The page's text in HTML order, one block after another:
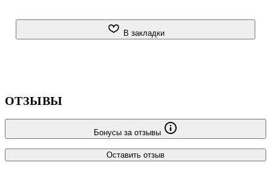
В закладки
ОТЗЫВЫ
Бонусы за отзывы
Оставить отзыв